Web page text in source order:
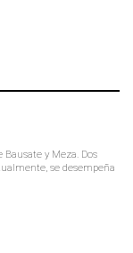
y Meza. Dos
se desempeña